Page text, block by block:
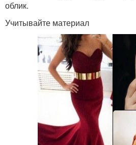
облик.
Учитывайте материал